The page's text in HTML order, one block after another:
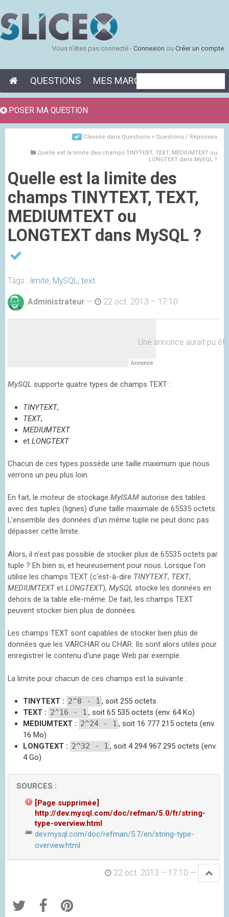
Vous n'êtes pas connecté - Connexion ou Créer un compte
QUESTIONS MES MARQUE-PAGES
Classée dans Questions > Questions / Réponses
Quelle est la limite des champs TINYTEXT, TEXT, MEDIUMTEXT ou
LONGTEXT dans MySQL ?
Quelle est la limite des
champs TINYTEXT, TEXT,
MEDIUMTEXT ou
LONGTEXT dans MySQL ?
Tags : limite, MySQL, text
Administrateur — 22 oct. 2013 – 17:10
Une annonce aurait pu
MySQL supporte quatre types de champs TEXT :
TINYTEXT,
TEXT,
MEDIUMTEXT
et LONGTEXT
Chacun de ces types possède une taille maximum que nous
verrons un peu plus loin.
En fait, le moteur de stockage MyISAM autorise des tables
avec des tuples (lignes) d'une taille maximale de 65535 octets.
L'ensemble des données d'un même tuple ne peut donc pas
dépasser cette limite.
Alors, il n'est pas possible de stocker plus de 65535 octets par
tuple ? Eh bien si, et heureusement pour nous. Lorsque l'on
utilise les champs TEXT (c'est-à-dire TINYTEXT, TEXT,
MEDIUMTEXTet LONGTEXT), MySQL stocke les données en
dehors de la table elle-même. De fait, les champs TEXT
peuvent stocker bien plus de données.
Les champs TEXT sont capables de stocker bien plus de
données que les VARCHAR ou CHAR. Ils sont alors utiles pour
enregistrer le contenu d'une page Web par exemple.
La limite pour chacun de ces champs est la suivante :
TINYTEXT : 2^8 - 1 , soit 255 octets
TEXT : 2^16 - 1 , soit 65 535 octets (env. 64 Ko)
MEDIUMTEXT : 2^24 - 1 , soit 16 777 215 octets (env.
16 Mo)
LONGTEXT : 2^32 - 1 , soit 4 294 967 295 octets (env.
4 Go)
[Page supprimée]
http://dev.mysql.com/doc/refman/5.0/fr/string-
type-overview.html
dev.mysql.com/doc/refman/5.7/en/string-type-
overview.html
22 oct. 2013 – 17:10 —
POSER MA QUESTION